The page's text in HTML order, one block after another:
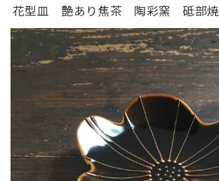
花型皿 艶あり焦茶 陶彩窯 砥部焼